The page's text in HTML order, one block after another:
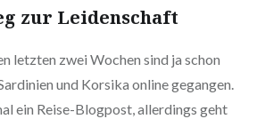
zur Leidenschaft
letzten zwei Wochen sind ja schon
und Korsika online gegangen.
ein Reise-Blogpost, allerdings geht